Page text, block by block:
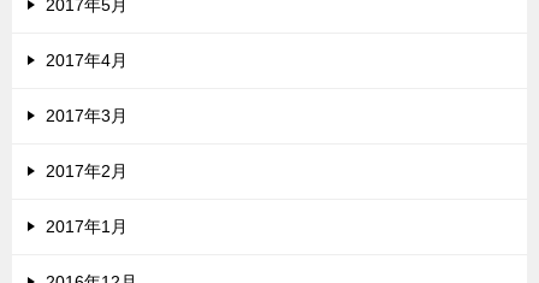
2017年5月
2017年4月
2017年3月
2017年2月
2017年1月